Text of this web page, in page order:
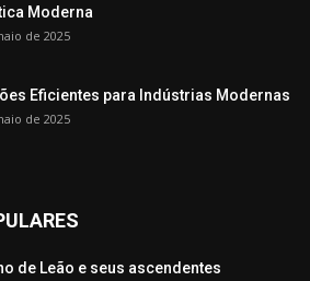
Moderna
de 2025
Eficientes para Indústrias Modernas
de 2025
de Leão e seus ascendentes